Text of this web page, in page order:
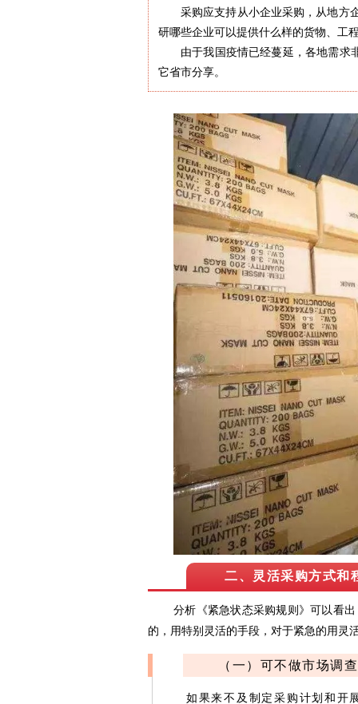
采购应支持从小企业采购，从地方
研哪些企业可以提供什么样的货物、工
由于我国疫情已经蔓延，各地需求
它省市分享。
二、灵活采购方式和
分析《紧急状态采购规则》可以看
的，用特别灵活的手段，对于紧急的用灵
（一）可不做市场调
如果来不及制定采购计划和开